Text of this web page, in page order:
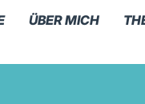
ÜBER MICH